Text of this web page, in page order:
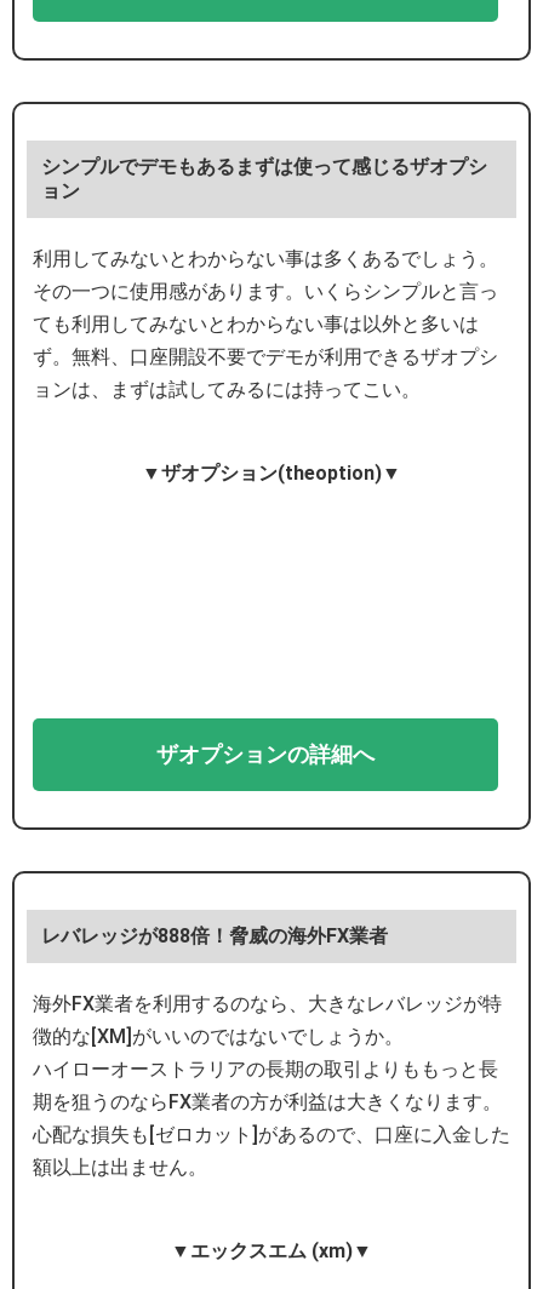
シンプルでデモもあるまずは使って感じるザオプシ
ョン
利用してみないとわからない事は多くあるでしょう。
その一つに使用感があります。いくらシンプルと言っ
ても利用してみないとわからない事は以外と多いは
ず。無料、口座開設不要でデモが利用できるザオプシ
ョンは、まずは試してみるには持ってこい。
▼ザオプション(theoption)▼
ザオプションの詳細へ
レバレッジが888倍！脅威の海外FX業者
海外FX業者を利用するのなら、大きなレバレッジが特
徴的な[XM]がいいのではないでしょうか。
ハイローオーストラリアの長期の取引よりももっと長
期を狙うのならFX業者の方が利益は大きくなります。
心配な損失も[ゼロカット]があるので、口座に入金した
額以上は出ません。
▼エックスエム (xm)▼